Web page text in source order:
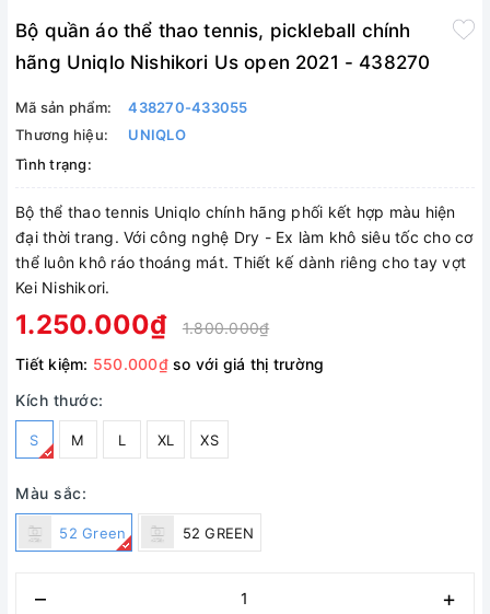
Bộ quần áo thể thao tennis, pickleball chính
hãng Uniqlo Nishikori Us open 2021 - 438270
Mã sản phẩm:
438270-433055
Thương hiệu:
UNIQLO
Tình trạng:
Bộ thể thao tennis Uniqlo chính hãng phối kết hợp màu hiện
đại thời trang. Với công nghệ Dry - Ex làm khô siêu tốc cho cơ
thể luôn khô ráo thoáng mát. Thiết kế dành riêng cho tay vợt
Kei Nishikori.
1.250.000₫
1.800.000₫
Tiết kiệm: 550.000₫ so với giá thị trường
Kích thước:
S M L XL XS
Màu sắc:
52 Green 52 GREEN
– +